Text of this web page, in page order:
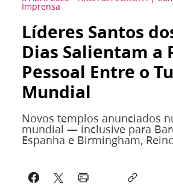
Imprensa
Líderes Santos
Dias Salientam a
Pessoal Entre o
Mundial
Novos templos anunciados
mundial — inclusive para
Espanha e Birmingham,